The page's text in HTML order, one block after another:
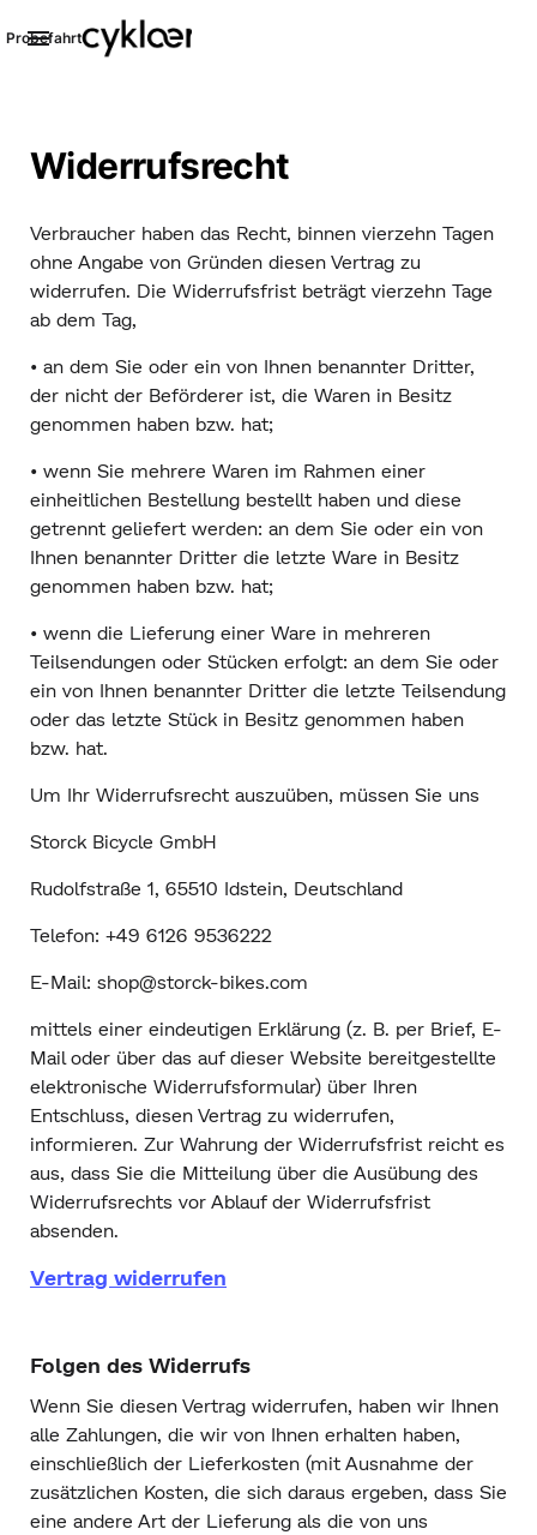
Probefahrt
Widerrufsrecht
Verbraucher haben das Recht, binnen vierzehn Tagen
ohne Angabe von Gründen diesen Vertrag zu
widerrufen. Die Widerrufsfrist beträgt vierzehn Tage
ab dem Tag,
• an dem Sie oder ein von Ihnen benannter Dritter,
der nicht der Beförderer ist, die Waren in Besitz
genommen haben bzw. hat;
• wenn Sie mehrere Waren im Rahmen einer
einheitlichen Bestellung bestellt haben und diese
getrennt geliefert werden: an dem Sie oder ein von
Ihnen benannter Dritter die letzte Ware in Besitz
genommen haben bzw. hat;
• wenn die Lieferung einer Ware in mehreren
Teilsendungen oder Stücken erfolgt: an dem Sie oder
ein von Ihnen benannter Dritter die letzte Teilsendung
oder das letzte Stück in Besitz genommen haben
bzw. hat.
Um Ihr Widerrufsrecht auszuüben, müssen Sie uns
Storck Bicycle GmbH
Rudolfstraße 1, 65510 Idstein, Deutschland
Telefon: +49 6126 9536222
E-Mail: shop@storck-bikes.com
mittels einer eindeutigen Erklärung (z. B. per Brief, E-
Mail oder über das auf dieser Website bereitgestellte
elektronische Widerrufsformular) über Ihren
Entschluss, diesen Vertrag zu widerrufen,
informieren. Zur Wahrung der Widerrufsfrist reicht es
aus, dass Sie die Mitteilung über die Ausübung des
Widerrufsrechts vor Ablauf der Widerrufsfrist
absenden.
Vertrag widerrufen
Folgen des Widerrufs
Wenn Sie diesen Vertrag widerrufen, haben wir Ihnen
alle Zahlungen, die wir von Ihnen erhalten haben,
einschließlich der Lieferkosten (mit Ausnahme der
zusätzlichen Kosten, die sich daraus ergeben, dass Sie
eine andere Art der Lieferung als die von uns